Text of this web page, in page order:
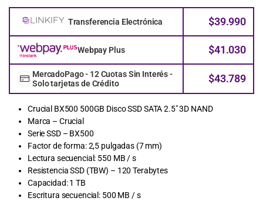
Transferencia Electrónica $39.990
Webpay Plus $41.030
MercadoPago - 12 Cuotas Sin Interés -
Solo tarjetas de Crédito
$43.789
Crucial BX500 500GB Disco SSD SATA 2.5″ 3D NAND
Marca – Crucial
Serie SSD – BX500
Factor de forma: 2,5 pulgadas (7 mm)
Lectura secuencial: 550 MB / s
Resistencia SSD (TBW) – 120 Terabytes
Capacidad: 1 TB
Escritura secuencial: 500 MB / s